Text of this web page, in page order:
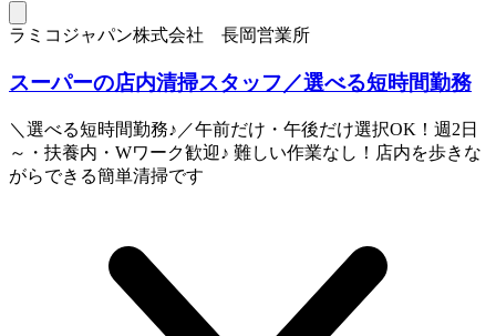
ラミコジャパン株式会社 長岡営業所
スーパーの店内清掃スタッフ／選べる短時間勤務
＼選べる短時間勤務♪／午前だけ・午後だけ選択OK！週2日
～・扶養内・Wワーク歓迎♪ 難しい作業なし！店内を歩きな
がらできる簡単清掃です